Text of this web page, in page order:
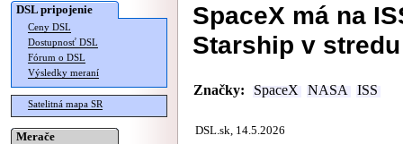
DSL pripojenie
Ceny DSL
Dostupnosť DSL
Fórum o DSL
Výsledky meraní
Satelitná mapa SR
Merače
SpaceX má na
Starship v stredu
Značky: SpaceX NASA ISS
DSL.sk, 14.5.2026